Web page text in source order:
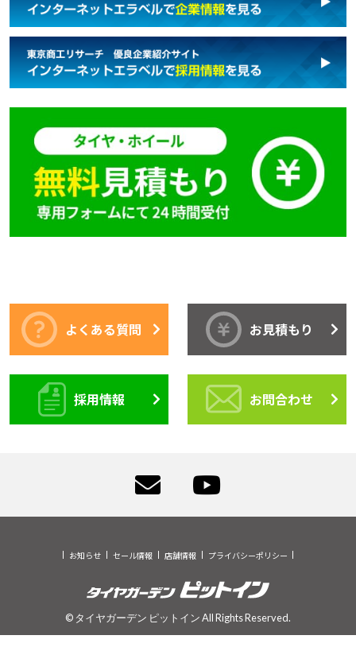
よくある質問 お見積もり
採用情報 お問合わせ
お知らせ セール情報 店舗情報 プライバシーポリシー
© タイヤガーデン ピットイン All Rights Reserved.